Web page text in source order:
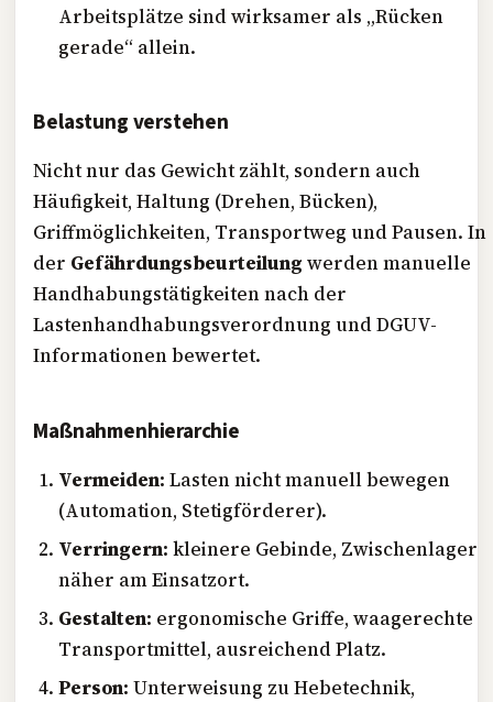
Arbeitsplätze sind wirksamer als „Rücken
gerade“ allein.
Belastung verstehen
Nicht nur das Gewicht zählt, sondern auch
Häufigkeit, Haltung (Drehen, Bücken),
Griffmöglichkeiten, Transportweg und Pausen. In
der Gefährdungsbeurteilung werden manuelle
Handhabungstätigkeiten nach der
Lastenhandhabungsverordnung und DGUV-
Informationen bewertet.
Maßnahmenhierarchie
Vermeiden: Lasten nicht manuell bewegen
(Automation, Stetigförderer).
Verringern: kleinere Gebinde, Zwischenlager
näher am Einsatzort.
Gestalten: ergonomische Griffe, waagerechte
Transportmittel, ausreichend Platz.
Person: Unterweisung zu Hebetechnik,